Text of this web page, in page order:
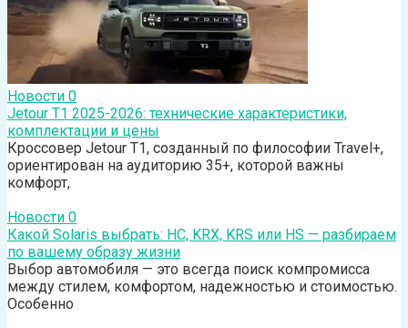
Новости 0
Jetour T1 2025-2026: технические характеристики,
комплектации и цены
Кроссовер Jetour T1, созданный по философии Travel+,
ориентирован на аудиторию 35+, которой важны
комфорт,
Новости 0
Какой Solaris выбрать: HC, KRX, KRS или HS — разбираем
по вашему образу жизни
Выбор автомобиля — это всегда поиск компромисса
между стилем, комфортом, надежностью и стоимостью.
Особенно